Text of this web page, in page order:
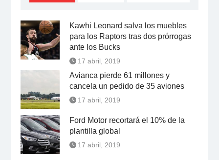
Kawhi Leonard salva los muebles
para los Raptors tras dos prórrogas
ante los Bucks
17 abril, 2019
Avianca pierde 61 millones y
cancela un pedido de 35 aviones
17 abril, 2019
Ford Motor recortará el 10% de la
plantilla global
17 abril, 2019